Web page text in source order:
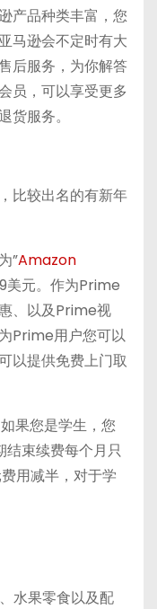
产品种类丰富，您
马逊会不定时有大
后服务，为你解答
员，可以享受更多
货服务。
比较出名的有新年
”Amazon
美元。作为Prime
、以及Prime视
Prime用户您可以
以提供免费上门取
果您是学生，您
束续费每个月只
用减半，对于学
水果零食以及配